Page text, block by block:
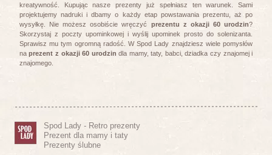
kreatywność. Kupując nasze prezenty już spełniasz ten warunek. Sami
projektujemy nadruki i dbamy o każdy etap powstawania prezentu, aż po
wysyłkę. Nie możesz osobiście wręczyć prezentu z okazji 60 urodzin?
Skorzystaj z poczty upominkowej i wyślij upominek prosto do solenizanta.
Sprawisz mu tym ogromną radość. W Spod Lady znajdziesz wiele pomysłów
naprezent z okazji 60 urodzin dla mamy, taty, babci, dziadka czy znajomej i
znajomego.
Spod Lady - Retro prezenty
Prezent dla mamy i taty
Prezenty ślubne